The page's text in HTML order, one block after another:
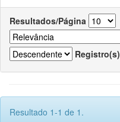
Resultados/Página
Registro(s)
Resultado 1-1 de 1.